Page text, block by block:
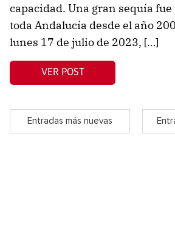
capacidad. Una gran sequía
toda Andalucía desde el año
lunes 17 de julio de 2023, […]
VER POST
Entradas más nuevas